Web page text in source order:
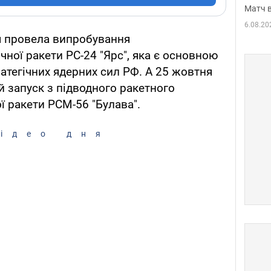
провела випробування
ракети РС-24 "Ярс", яка є основною
ядерних сил РФ. А 25 жовтня
з підводного ракетного
ракети РСМ-56 "Булава".
дня
Матч